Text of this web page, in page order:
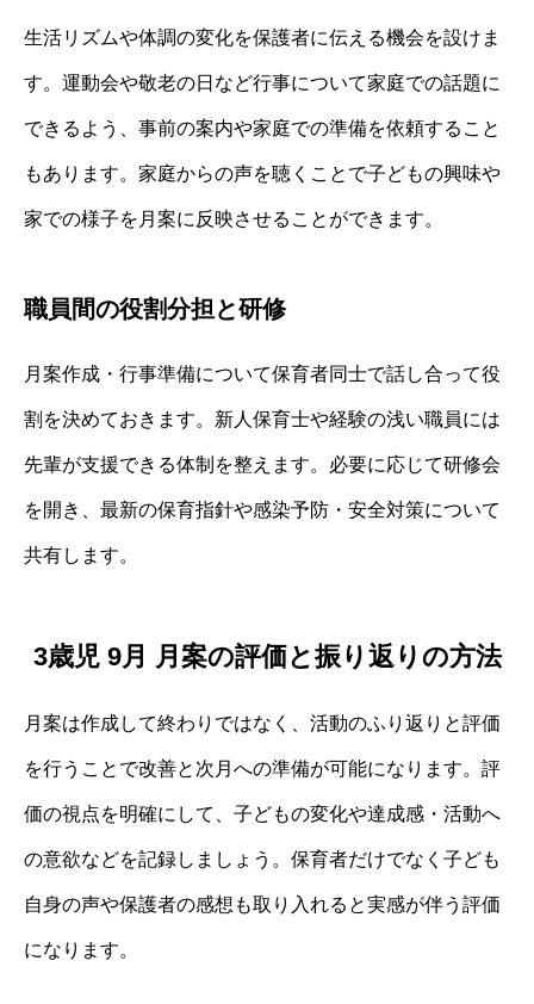
生活リズムや体調の変化を保護者に伝える機会を設けま
す。運動会や敬老の日など行事について家庭での話題に
できるよう、事前の案内や家庭での準備を依頼すること
もあります。家庭からの声を聴くことで子どもの興味や
家での様子を月案に反映させることができます。
職員間の役割分担と研修
月案作成・行事準備について保育者同士で話し合って役
割を決めておきます。新人保育士や経験の浅い職員には
先輩が支援できる体制を整えます。必要に応じて研修会
を開き、最新の保育指針や感染予防・安全対策について
共有します。
3歳児 9月 月案の評価と振り返りの方法
月案は作成して終わりではなく、活動のふり返りと評価
を行うことで改善と次月への準備が可能になります。評
価の視点を明確にして、子どもの変化や達成感・活動へ
の意欲などを記録しましょう。保育者だけでなく子ども
自身の声や保護者の感想も取り入れると実感が伴う評価
になります。